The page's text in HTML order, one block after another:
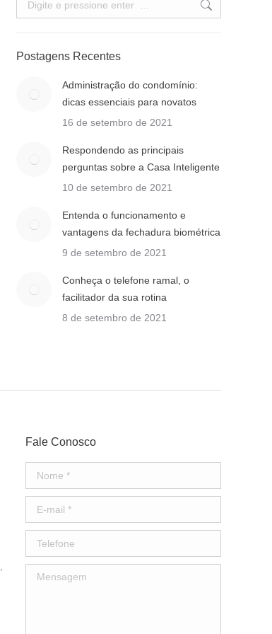
Postagens Recentes
Administração do condomínio:
dicas essenciais para novatos
16 de setembro de 2021
Respondendo as principais
perguntas sobre a Casa Inteligente
10 de setembro de 2021
Entenda o funcionamento e
vantagens da fechadura biométrica
9 de setembro de 2021
Conheça o telefone ramal, o
facilitador da sua rotina
8 de setembro de 2021
Fale Conosco
Nome *
E-mail *
Telefone
Mensagem